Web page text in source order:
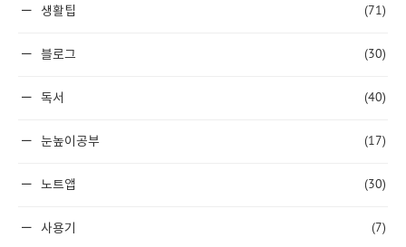
생활팁 (71)
블로그 (30)
독서 (40)
눈높이공부 (17)
노트앱 (30)
사용기 (7)